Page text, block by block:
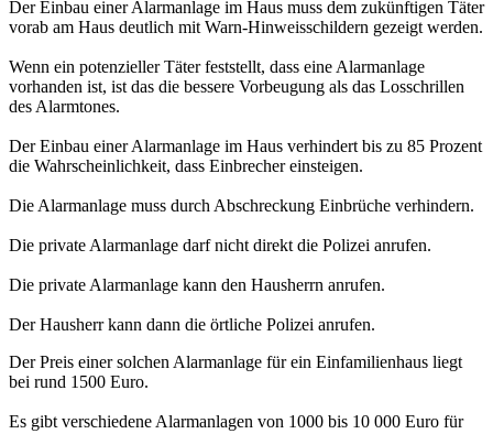
Der Einbau einer Alarmanlage im Haus muss dem zukünftigen Täter
vorab am Haus deutlich mit Warn-Hinweisschildern gezeigt werden.
Wenn ein potenzieller Täter feststellt, dass eine Alarmanlage
vorhanden ist, ist das die bessere Vorbeugung als das Losschrillen
des Alarmtones.
Der Einbau einer Alarmanlage im Haus verhindert bis zu 85 Prozent
die Wahrscheinlichkeit, dass Einbrecher einsteigen.
Die Alarmanlage muss durch Abschreckung Einbrüche verhindern.
Die private Alarmanlage darf nicht direkt die Polizei anrufen.
Die private Alarmanlage kann den Hausherrn anrufen.
Der Hausherr kann dann die örtliche Polizei anrufen.
Der Preis einer solchen Alarmanlage für ein Einfamilienhaus liegt
bei rund 1500 Euro.
Es gibt verschiedene Alarmanlagen von 1000 bis 10 000 Euro für